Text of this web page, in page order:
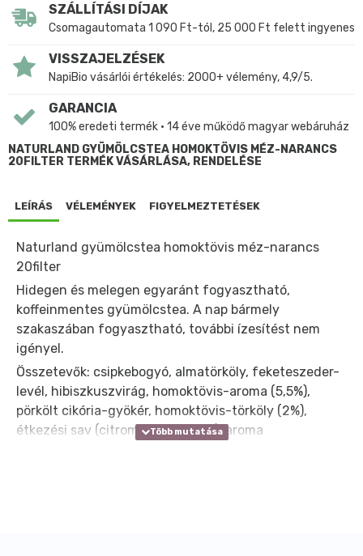
SZÁLLÍTÁSI DÍJAK
Csomagautomata 1 090 Ft-tól, 25 000 Ft felett ingyenes
VISSZAJELZÉSEK
NapiBio vásárlói értékelés: 2000+ vélemény, 4,9/5.
GARANCIA
100% eredeti termék • 14 éve működő magyar webáruház
NATURLAND GYÜMÖLCSTEA HOMOKTÖVIS MÉZ-NARANCS
20FILTER TERMÉK VÁSÁRLÁSA, RENDELÉSE
LEÍRÁS VÉLEMÉNYEK FIGYELMEZTETÉSEK
Naturland gyümölcstea homoktövis méz-narancs
20filter
Hidegen és melegen egyaránt fogyasztható,
koffeinmentes gyümölcstea. A nap bármely
szakaszában fogyasztható, további ízesítést nem
igényel.
Összetevők: csipkebogyó, almatörköly, feketeszeder-
levél, hibiszkuszvirág, homoktövis-aroma (5,5%),
pörkölt cikória-gyökér, homoktövis-törköly (2%),
étkezési sav (citromsav, almasav), aroma